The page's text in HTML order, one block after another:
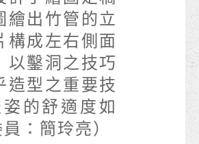
繪出竹管的立
構成左右側面
以鑿洞之技巧
造型之重要技
的舒適度如
：簡玲亮）